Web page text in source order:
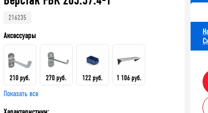
216235
Аксессуары
210 руб. 270 руб. 122 руб. 1 106 руб.
QDR-3 Полка (130х586х205)
Показать все